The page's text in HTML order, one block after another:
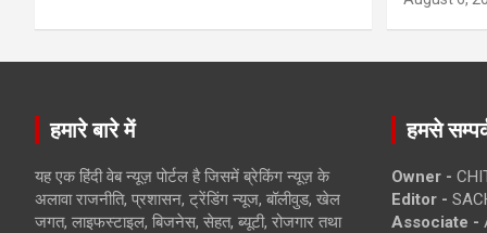
हमारे बारे में
यह एक हिंदी वेब न्यूज़ पोर्टल है जिसमें ब्रेकिंग न्यूज़ के
अलावा राजनीति, प्रशासन, ट्रेंडिंग न्यूज, बॉलीवुड, खेल
जगत, लाइफस्टाइल, बिजनेस, सेहत, ब्यूटी, रोजगार तथा
हमसे
Owner -
Editor -
Associate -